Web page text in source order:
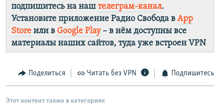
подпишитесь на наш телеграм-канал.
Установите приложение Радио Свобода в App
Store или в Google Play– в нём доступны все
материалы наших сайтов, туда уже встроен VPN
Поделиться Читать без VPN Подпишитесь
Этот контент также в категориях